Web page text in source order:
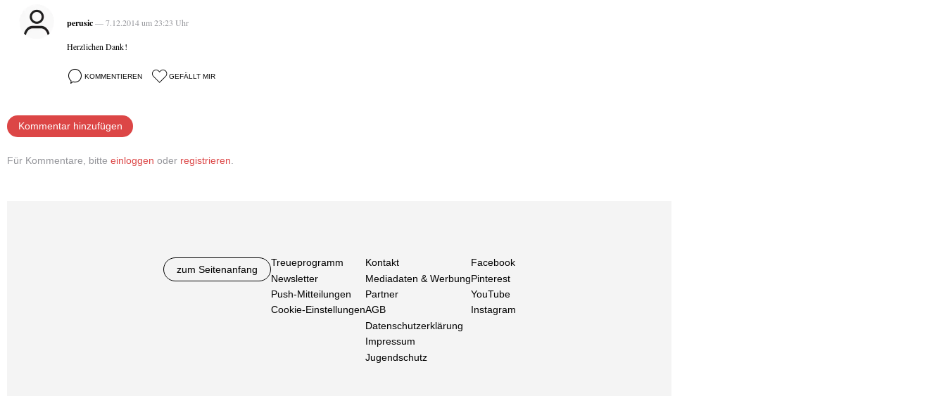
perusic— 7.12.2014 um 23:23 Uhr
Herzlichen Dank!
KOMMENTIEREN GEFÄLLT MIR
Kommentar hinzufügen
Für Kommentare, bitte einloggen oder registrieren.
zum Seitenanfang
Treueprogramm
Newsletter
Push-Mitteilungen
Cookie-Einstellungen
Kontakt
Mediadaten & Werbung
Partner
AGB
Datenschutzerklärung
Impressum
Jugendschutz
Facebook
Pinterest
YouTube
Instagram